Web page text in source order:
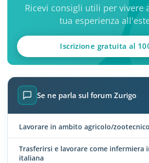
Ricevi consigli utili per vivere
tua esperienza
Iscrizione gratuita al
Se ne parla sul forum Zurigo
Lavorare in ambito agricolo/zootecnico
Trasferirsi e lavorare come infermiera
italiana